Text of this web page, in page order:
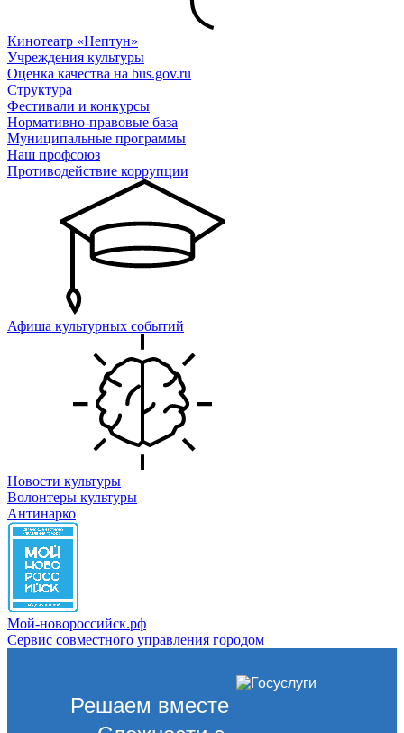
Кинотеатр «Нептун»
Учреждения культуры
Оценка качества на bus.gov.ru
Структура
Фестивали и конкурсы
Нормативно-правовые база
Муниципальные программы
Наш профсоюз
Противодействие коррупции
Афиша культурных событий
Новости культуры
Волонтеры культуры
Антинарко
Мой-новороссийск.рф
Сервис совместного управления городом
Решаем вместе